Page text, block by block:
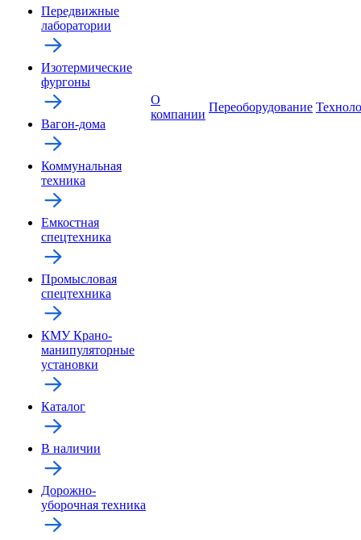
Передвижные
лаборатории
Изотермические
фургоны
Вагон-дома
Коммунальная
техника
Емкостная
спецтехника
Промысловая
спецтехника
КМУ Крано-
манипуляторные
установки
Каталог
В наличии
Дорожно-
уборочная техника
О
компании
Переоборудование